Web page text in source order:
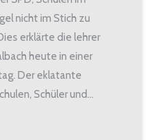
nicht im Stich zu
erklärte die lehrer
heute in einer
Der eklatante
Schüler und…